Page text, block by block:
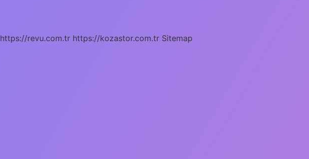
https://revu.com.tr https://kozastor.com.tr Sitemap